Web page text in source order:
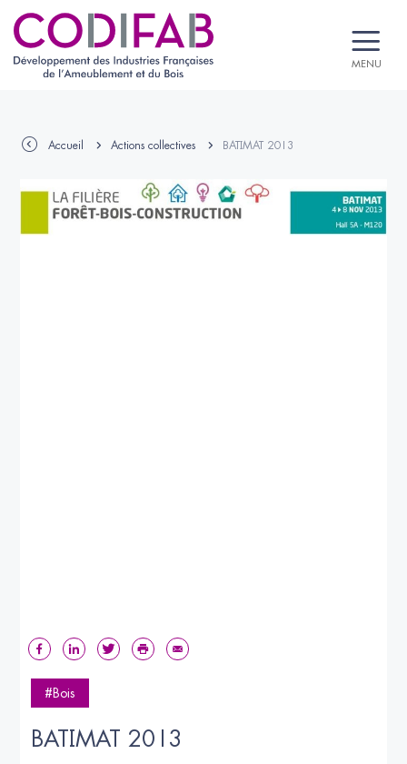
MENU
Accueil Actions collectives BATIMAT 2013
#Bois
BATIMAT 2013